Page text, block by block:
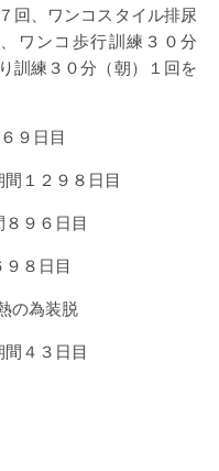
回、ワンコスタイル排尿
ワンコ歩行訓練３０分
訓練３０分（朝）１回を
９日目
１２９８日目
９６日目
８日目
の為装脱
４３日目